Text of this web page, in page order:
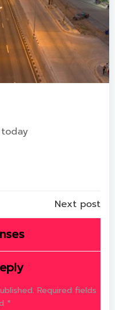
today
Next post
Required fields
*